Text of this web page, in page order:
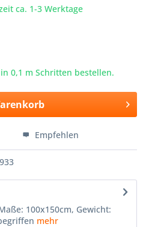
ca. 1-3 Werktage
0,1 m Schritten bestellen.
Empfehlen
100x150cm, Gewicht:
mehr